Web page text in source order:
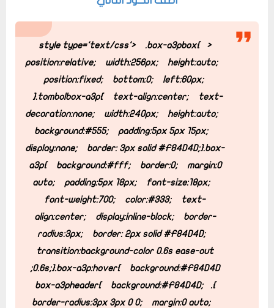
<style type='text/css'>
.box-a3pbox{
position:relative;width:256px;height:auto;
position:fixed;bottom:0;left:60px;
}.tombolbox-a3p{text-align:center;text-
decoration:none;width:240px;height:auto;
background:#555;padding:5px 5px 15px;
display:none;border: 3px solid #F84D4D;}.box-
a3p{background:#fff;border:0;margin:0
auto;padding:5px 18px;font-size:18px;
font-weight:700;color:#333;text-
align:center;display:inline-block;border-
radius:3px;border: 2px solid #F84D4D;
transition:background-color 0.6s ease-out
0.6s;}.box-a3p:hover{background:#F84D4D;
}
.box-a3pheader{
background:#F84D4D;
border-radius:3px 3px 0 0;margin:0 auto;